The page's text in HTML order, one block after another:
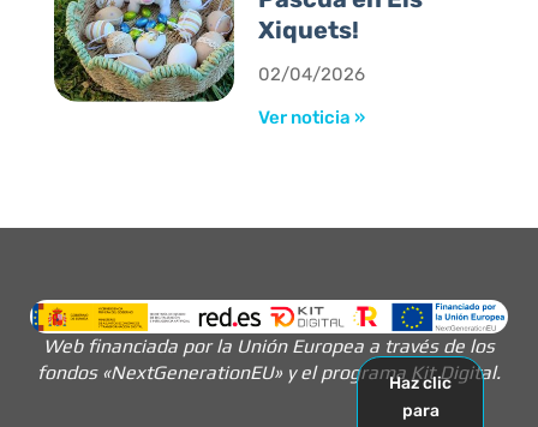
Xiquets!
02/04/2026
Ver noticia »
Web financiada por la Unión Europea a través de los
fondos «NextGenerationEU» y el programa Kit Digital.
Haz clic
para